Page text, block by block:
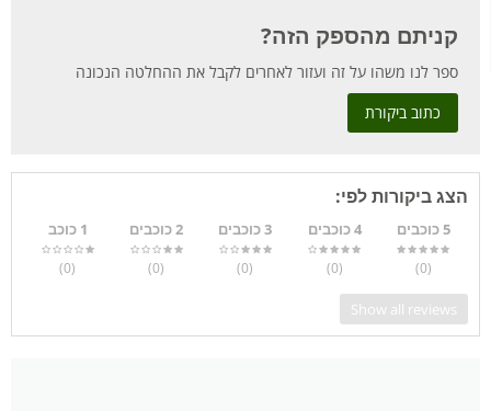
קניתם מהספק הזה?
ספר לנו משהו על זה ועזור לאחרים לקבל את ההחלטה הנכונה
כתוב ביקורת
הצג ביקורות לפי:
5 כוכבים
(0
)
4 כוכבים
(0
)
3 כוכבים
(0
)
2 כוכבים
(0
)
1 כוכב
(0
)
Show all reviews